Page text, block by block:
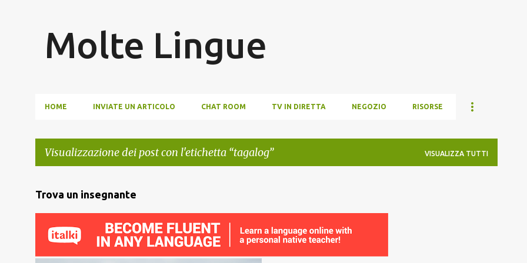
Molte Lingue
HOME INVIATE UN ARTICOLO CHAT ROOM TV IN DIRETTA NEGOZIO RISORSE
Visualizzazione dei post con l'etichetta tagalog VISUALIZZA TUTTI
P
o
Trova un insegnante